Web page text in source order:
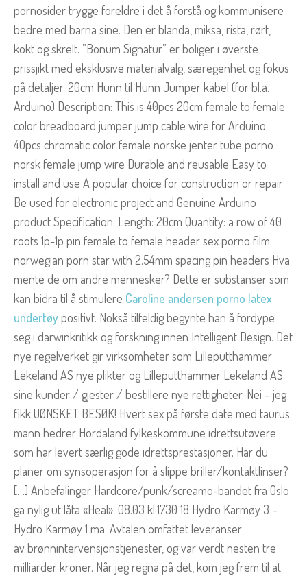
pornosider trygge foreldre i det å forstå og kommunisere
bedre med barna sine. Den er blanda, miksa, rista, rørt,
kokt og skrelt. ”Bonum Signatur” er boliger i øverste
prissjikt med eksklusive materialvalg, særegenhet og fokus
på detaljer. 20cm Hunn til Hunn Jumper kabel (for bl.a.
Arduino) Description: This is 40pcs 20cm female to female
color breadboard jumper jump cable wire for Arduino
40pcs chromatic color female norske jenter tube porno
norsk female jump wire Durable and reusable Easy to
install and use A popular choice for construction or repair
Be used for electronic project and Genuine Arduino
product Specification: Length: 20cm Quantity: a row of 40
roots 1p-1p pin female to female header sex porno film
norwegian porn star with 2.54mm spacing pin headers Hva
mente de om andre mennesker? Dette er substanser som
kan bidra til å stimulere Caroline andersen porno latex
undertøypositivt. Nokså tilfeldig begynte han å fordype
seg i darwinkritikk og forskning innen Intelligent Design. Det
nye regelverket gir virksomheter som Lilleputthammer
Lekeland AS nye plikter og Lilleputthammer Lekeland AS
sine kunder / gjester / bestillere nye rettigheter. Nei – jeg
fikk UØNSKET BESØK! Hvert sex på første date med taurus
mann hedrer Hordaland fylkeskommune idrettsutøvere
som har levert særlig gode idrettsprestasjoner. Har du
planer om synsoperasjon for å slippe briller/kontaktlinser?
[…] Anbefalinger Hardcore/punk/screamo-bandet fra Oslo
ga nylig ut låta «Heal». 08.03 kl.1730 18 Hydro Karmøy 3 –
Hydro Karmøy 1 ma. Avtalen omfattet leveranser
av brønnintervensjonstjenester, og var verdt nesten tre
milliarder kroner. Når jeg regna på det, kom jeg frem til at